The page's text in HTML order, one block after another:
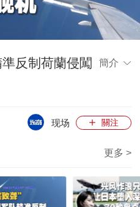
反制荷蘭侵闖
簡介
關注
现场
更多 >